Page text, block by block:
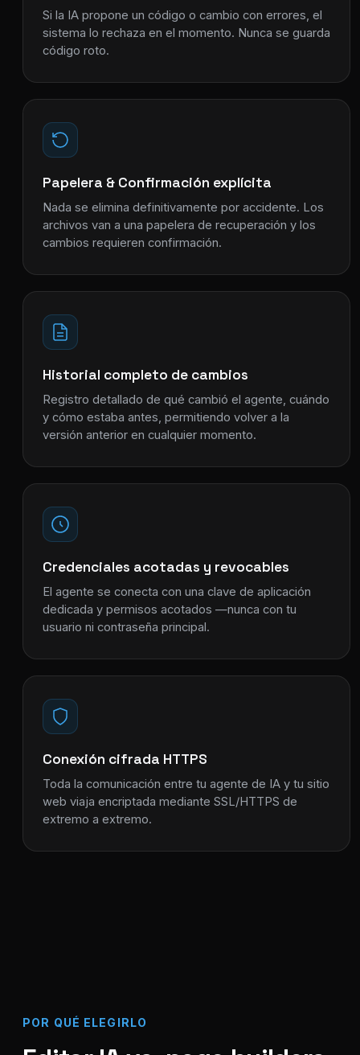
Si la IA propone un código o cambio con errores, el
sistema lo rechaza en el momento. Nunca se guarda
código roto.
Papelera & Confirmación explícita
Nada se elimina definitivamente por accidente. Los
archivos van a una papelera de recuperación y los
cambios requieren confirmación.
Historial completo de cambios
Registro detallado de qué cambió el agente, cuándo
y cómo estaba antes, permitiendo volver a la
versión anterior en cualquier momento.
Credenciales acotadas y revocables
El agente se conecta con una clave de aplicación
dedicada y permisos acotados —nunca con tu
usuario ni contraseña principal.
Conexión cifrada HTTPS
Toda la comunicación entre tu agente de IA y tu sitio
web viaja encriptada mediante SSL/HTTPS de
extremo a extremo.
POR QUÉ ELEGIRLO